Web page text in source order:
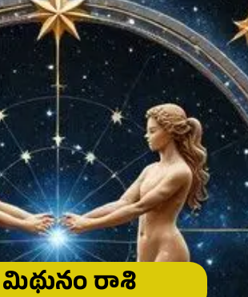
మిథునం రాశి